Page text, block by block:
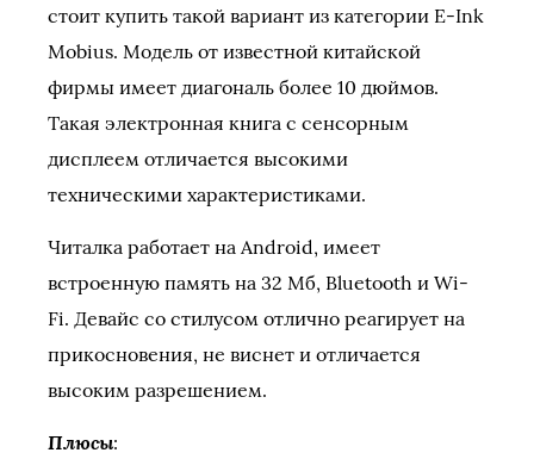
стоит купить такой вариант из категории E-Ink
Mobius. Модель от известной китайской
фирмы имеет диагональ более 10 дюймов.
Такая электронная книга с сенсорным
дисплеем отличается высокими
техническими характеристиками.
Читалка работает на Android, имеет
встроенную память на 32 Мб, Bluetooth и Wi-
Fi. Девайс со стилусом отлично реагирует на
прикосновения, не виснет и отличается
высоким разрешением.
Плюсы: